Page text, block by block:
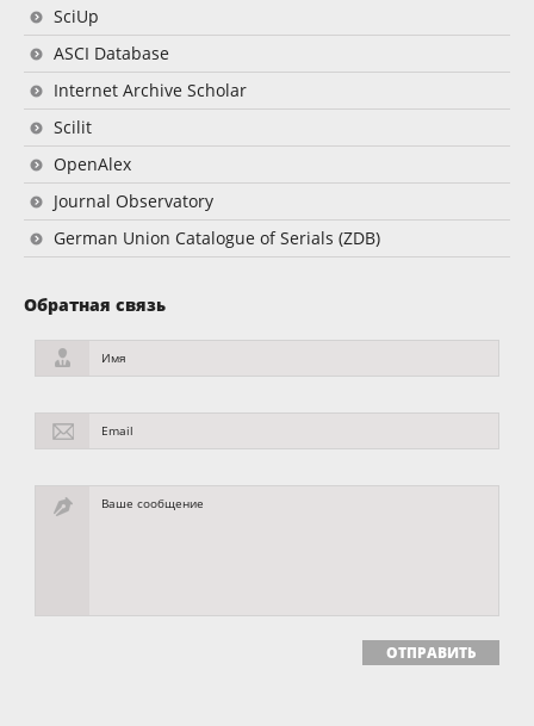
SciUp
ASCI Database
Internet Archive Scholar
Scilit
OpenAlex
Journal Observatory
German Union Catalogue of Serials (ZDB)
Обратная связь
Имя
Email
Ваше сообщение